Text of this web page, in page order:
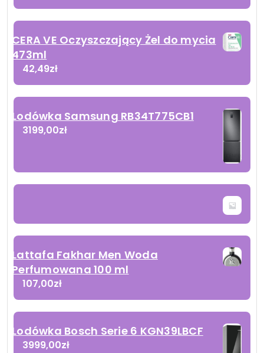
CERA VE Oczyszczający Żel do mycia
473ml
42,49zł
Lodówka Samsung RB34T775CB1
3199,00zł
Lattafa Fakhar Men Woda
Perfumowana 100 ml
107,00zł
Lodówka Bosch Serie 6 KGN39LBCF
3999,00zł